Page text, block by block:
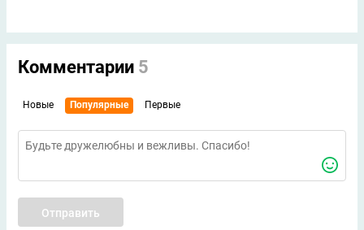
Комментарии 5
Новые Популярные Первые
Отправить